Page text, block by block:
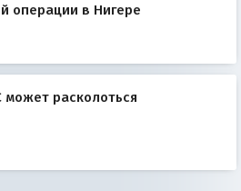
операции в Нигере
может расколоться